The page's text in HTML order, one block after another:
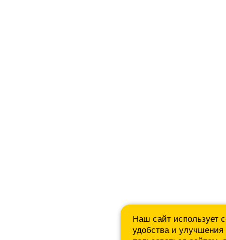
Наш сайт использует
удобства и